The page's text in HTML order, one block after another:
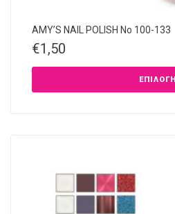
AMY’S NAIL POLISH Νο 100-133
€1,50
ΕΠΙΛΟΓΉ